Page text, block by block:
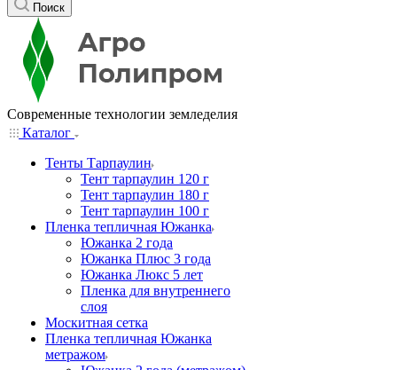
Поиск
Современные технологии земледелия
Каталог
Тенты Тарпаулин
Тент тарпаулин 120 г
Тент тарпаулин 180 г
Тент тарпаулин 100 г
Пленка тепличная Южанка
Южанка 2 года
Южанка Плюс 3 года
Южанка Люкс 5 лет
Пленка для внутреннего
слоя
Москитная сетка
Пленка тепличная Южанка
метражом